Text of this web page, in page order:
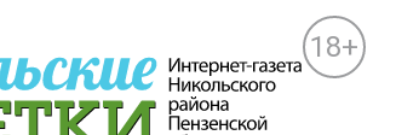
18+